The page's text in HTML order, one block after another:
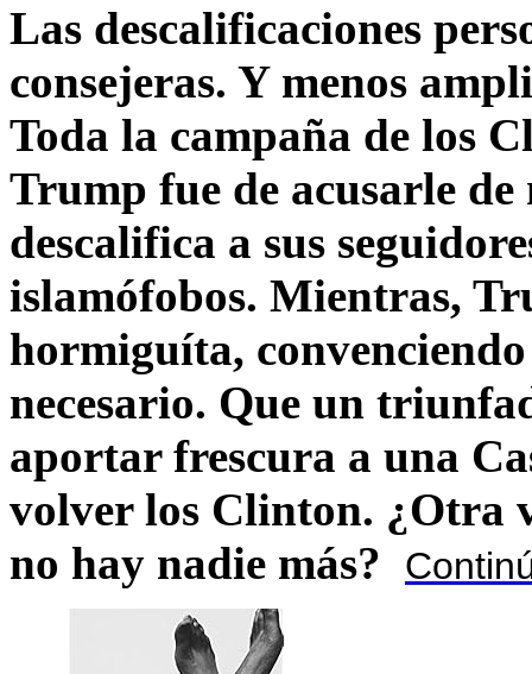
Las descalificaciones
consejeras. Y menos
Toda la campaña de los
Trump fue de acusarle
descalifica a sus
islamófobos. Mientras,
hormiguíta,
necesario. Que un
aportar frescura a una
volver los Clinton. ¿Otra
no hay nadie más?